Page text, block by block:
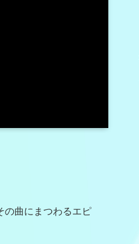
の曲にまつわるエピ